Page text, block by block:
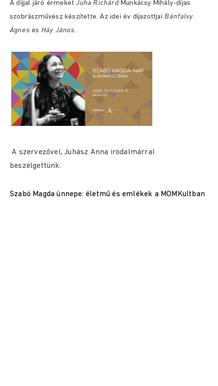
A díjjal járó érmeketJuha RichárdMunkácsy Mihály-díjas
szobrászművész készítette. Az idei év díjazottjaiBánfalvy
Ágnes és Háy János.
.
A szervezővel, Juhász Anna irodalmárral
beszélgettünk.
Szabó Magda ünnepe: életmű és emlékek a MOMKultban